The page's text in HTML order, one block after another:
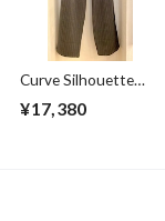
Curve Silhouette
Stripe
¥17,380